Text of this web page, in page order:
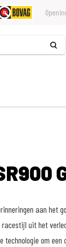
aan het
uit het
technologie om een